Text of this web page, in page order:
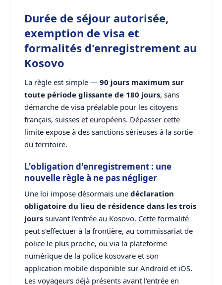
Durée de séjour autorisée,
exemption de visa et
formalités d'enregistrement au
Kosovo
La règle est simple — 90 jours maximum sur
toute période glissante de 180 jours, sans
démarche de visa préalable pour les citoyens
français, suisses et européens. Dépasser cette
limite expose à des sanctions sérieuses à la sortie
du territoire.
L'obligation d'enregistrement : une
nouvelle règle à ne pas négliger
Une loi impose désormais une déclaration
obligatoire du lieu de résidence dans les trois
jours suivant l'entrée au Kosovo. Cette formalité
peut s'effectuer à la frontière, au commissariat de
police le plus proche, ou via la plateforme
numérique de la police kosovare et son
application mobile disponible sur Android et iOS.
Les voyageurs déjà présents avant l'entrée en